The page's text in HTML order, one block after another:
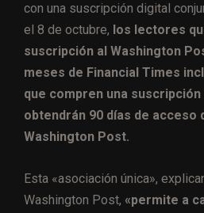
con una suscripción digital
el 8 de octubre, los lectores
suscripción al Washington
meses de Financial Times
que compren una
obtendrán 90 días de acceso
Washington Post.
Esta «asociación única»,
Washington Post, «permite a